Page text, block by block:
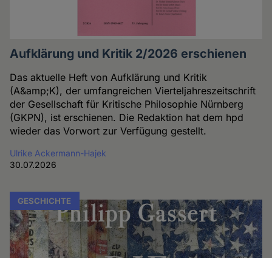
Aufklärung und Kritik 2/2026 erschienen
Das aktuelle Heft von Aufklärung und Kritik
(A&amp;K), der umfangreichen Vierteljahreszeitschrift
der Gesellschaft für Kritische Philosophie Nürnberg
(GKPN), ist erschienen. Die Redaktion hat dem hpd
wieder das Vorwort zur Verfügung gestellt.
Ulrike Ackermann-Hajek
30.07.2026
GESCHICHTE